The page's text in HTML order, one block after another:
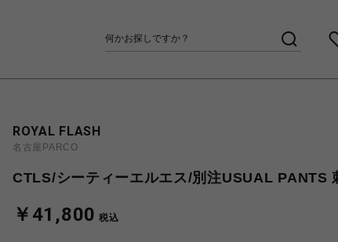
ROYAL FLASH
名古屋PARCO
CTLS/シーティーエルエス/別注USUAL PANTS
￥41,800 税込